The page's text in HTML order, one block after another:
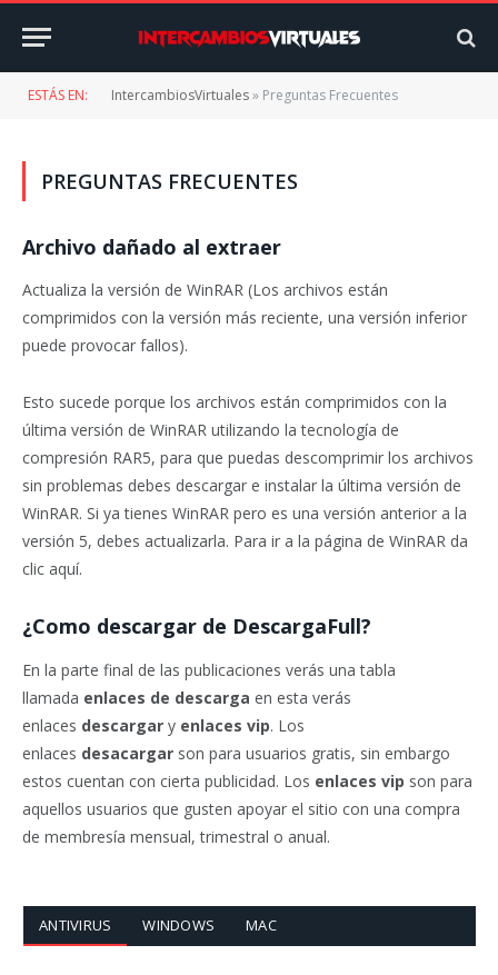
ESTÁS EN: IntercambiosVirtuales» Preguntas Frecuentes
PREGUNTAS FRECUENTES
Archivo dañado al extraer
Actualiza la versión de WinRAR (Los archivos están
comprimidos con la versión más reciente, una versión inferior
puede provocar fallos).
Esto sucede porque los archivos están comprimidos con la
última versión de WinRAR utilizando la tecnología de
compresión RAR5, para que puedas descomprimir los archivos
sin problemas debes descargar e instalar la última versión de
WinRAR. Si ya tienes WinRAR pero es una versión anterior a la
versión 5, debes actualizarla. Para ir a la página de WinRAR da
clic aquí.
¿Como descargar de DescargaFull?
En la parte final de las publicaciones verás una tabla
llamada enlaces de descarga en esta verás
enlaces descargar y enlaces vip. Los
enlaces desacargar son para usuarios gratis, sin embargo
estos cuentan con cierta publicidad. Los enlaces vip son para
aquellos usuarios que gusten apoyar el sitio con una compra
de membresía mensual, trimestral o anual.
ANTIVIRUS WINDOWS MAC